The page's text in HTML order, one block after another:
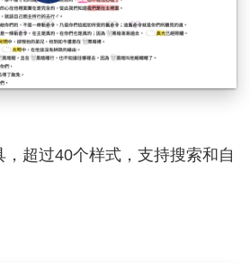
超过40个样式，支持搜索和自